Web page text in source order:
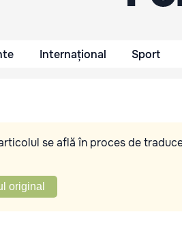
Internațional Sport
se află în proces de
original